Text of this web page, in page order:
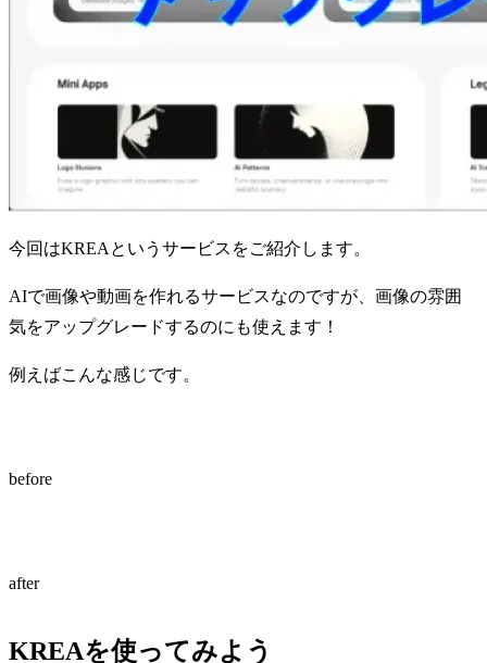
今回はKREAというサービスをご紹介します。
AIで画像や動画を作れるサービスなのですが、画像の雰囲
気をアップグレードするのにも使えます！
例えばこんな感じです。
before
after
KREAを使ってみよう